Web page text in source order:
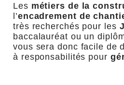
Les métiers de la
l’encadrement de
très recherchés pour les
baccalauréat ou un
vous sera donc facile de
à responsabilités pour